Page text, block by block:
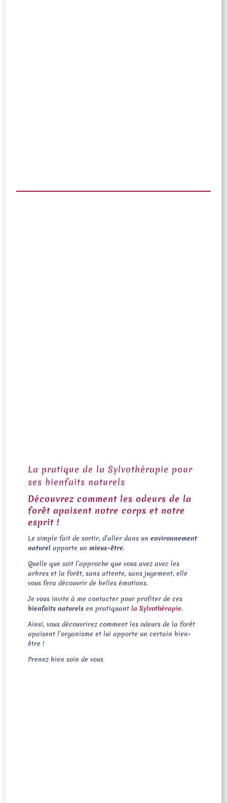
La pratique de la Sylvothérapie pour
ses bienfaits naturels
Découvrez comment les odeurs de la
forêt apaisent notre corps et notre
esprit !
Le simple fait de sortir, d’aller dans un environnement
naturel apporte un mieux-être.
Quelle que soit l’approche que vous avez avec les
arbres et la forêt, sans attente, sans jugement, elle
vous fera découvrir de belles émotions.
Je vous invite à me contacter pour profiter de ces
bienfaits naturelsen pratiquant la Sylvothérapie.
Ainsi, vous découvrirez comment les odeurs de la forêt
apaisent l’organisme et lui apporte un certain bien-
être !
Prenez bien soin de vous